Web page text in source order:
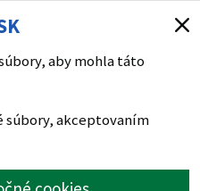
aby mohla táto
súbory, akceptovaním